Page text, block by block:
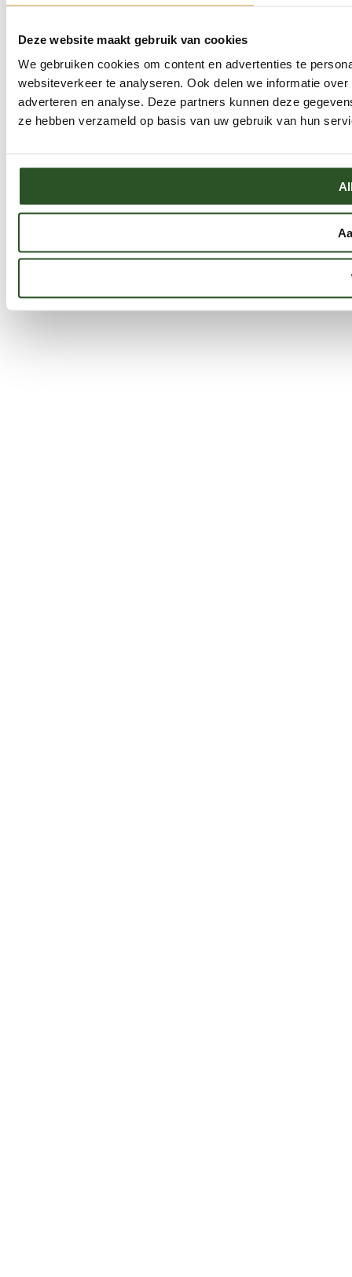
Deze website maakt gebruik van cookies
We gebruiken cookies om content en advertenties te
websiteverkeer te analyseren. Ook delen we informatie
adverteren en analyse. Deze partners kunnen deze
ze hebben verzameld op basis van uw gebruik van hun